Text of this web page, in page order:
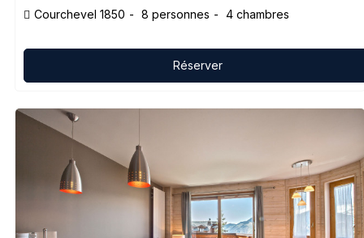
Courchevel 1850 8 personnes 4 chambres
Réserver